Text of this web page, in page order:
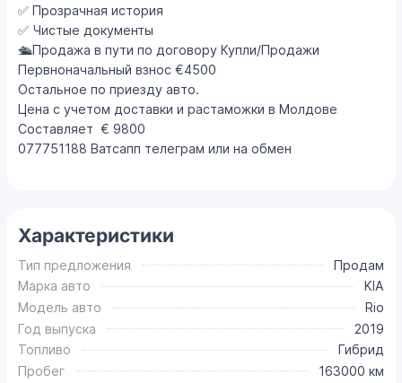
✅️ Прозрачная история
✅️ Чистые документы
🛳Продажа в пути по договору Купли/Продажи
Первноначальный взнос €4500
Остальное по приезду авто.
Цена с учетом доставки и растаможки в Молдове
Составляет € 9800
077751188 Ватсапп телеграм или на обмен
Характеристики
Тип предложения
Продам
Марка авто
KIA
Модель авто
Rio
Год выпуска
2019
Топливо
Гибрид
Пробег
163000 км